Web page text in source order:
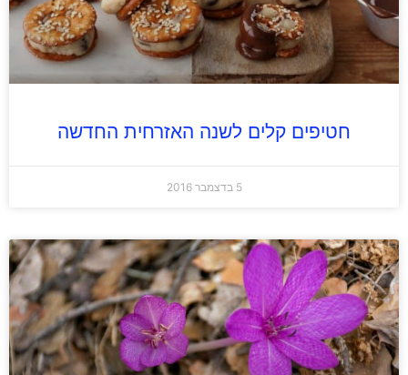
חטיפים קלים לשנה האזרחית החדשה
5 בדצמבר 2016